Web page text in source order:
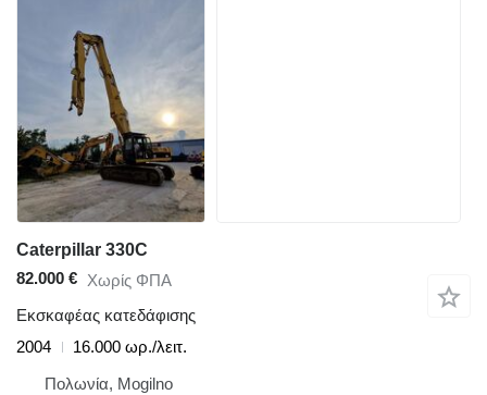
Caterpillar 330C
82.000 € Χωρίς ΦΠΑ
Εκσκαφέας κατεδάφισης
2004
16.000 ωρ./λειτ.
Πολωνία, Mogilno